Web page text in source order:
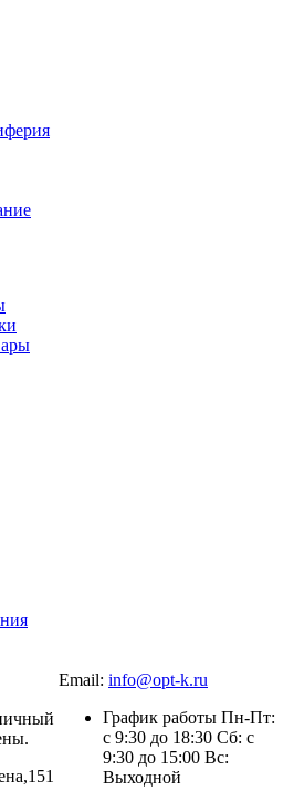
Email: info@opt-k.ru
График работы Пн-Пт:
с 9:30 до 18:30 Сб: с
9:30 до 15:00 Вс:
Выходной